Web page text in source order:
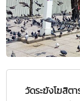
วัดระฆังโฆสิต